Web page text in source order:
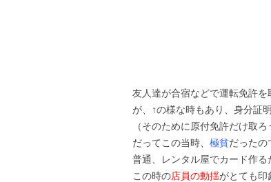
友人達が合宿などで運転免許
が、↑の様な時もあり、身分証
（そのために原付免許だけ取ろ
だってこの当時、 極貧だったの
普通、レンタル屋でカード作る
この時の店員の動揺がとても印